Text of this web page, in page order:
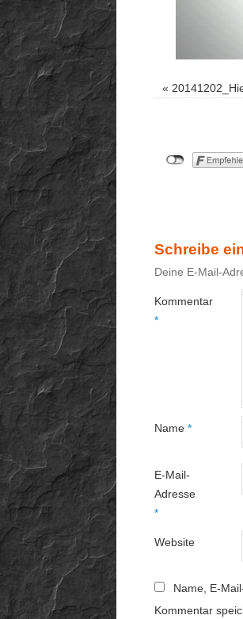
«
Schreibe
Deine E-Mail-
Kommentar
*
Name *
E-Mail-
Adresse
*
Website
Name, E-
Kommentar